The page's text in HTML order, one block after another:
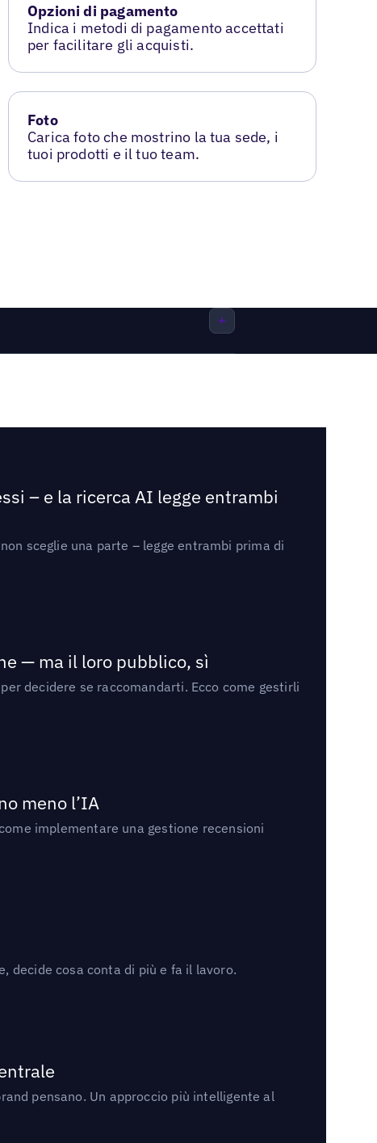
Opzioni di pagamento
Indica i metodi di pagamento accettati
per facilitare gli acquisti.
Foto
Carica foto che mostrino la tua sede, i
tuoi prodotti e il tuo team.
– e la ricerca AI legge entrambi
sceglie una parte – legge entrambi prima di
— ma il loro pubblico, sì
decidere se raccomandarti. Ecco come gestirli
meno l’IA
implementare una gestione recensioni
decide cosa conta di più e fa il lavoro.
pensano. Un approccio più intelligente al